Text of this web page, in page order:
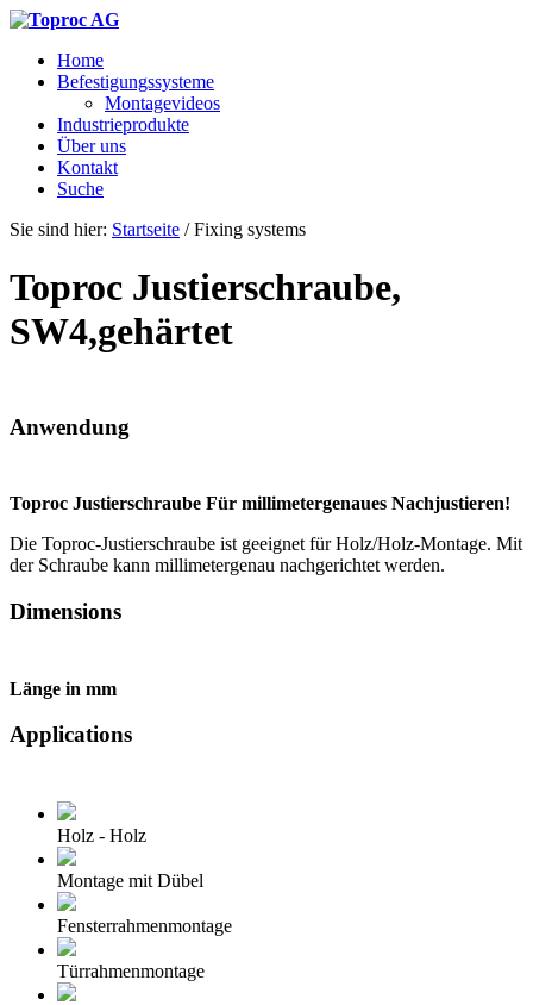
Home
Befestigungssysteme
Montagevideos
Industrieprodukte
Über uns
Kontakt
Suche
Sie sind hier: Startseite / Fixing systems
Toproc Justierschraube,
SW4,gehärtet
Anwendung
Toproc Justierschraube Für millimetergenaues Nachjustieren!
Die Toproc-Justierschraube ist geeignet für Holz/Holz-Montage. Mit
der Schraube kann millimetergenau nachgerichtet werden.
Dimensions
Länge in mm
Applications
Holz - Holz
Montage mit Dübel
Fensterrahmenmontage
Türrahmenmontage